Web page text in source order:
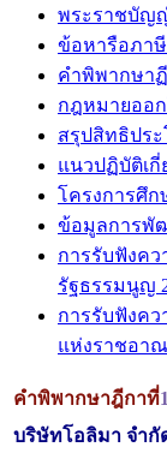
พระราชบัญ
ข้อหารือภา
คำพิพากษา
กฎหมายออ
สรุปสิทธิปร
แนวปฏิบัติเ
โครงการศึ
ข้อมูลการพั
การรับฟังค
รัฐธรรมนูญ
การรับฟังค
แห่งราชอา
คำพิพากษาฎีกาที่
บริษัทโอลิมา จำกั